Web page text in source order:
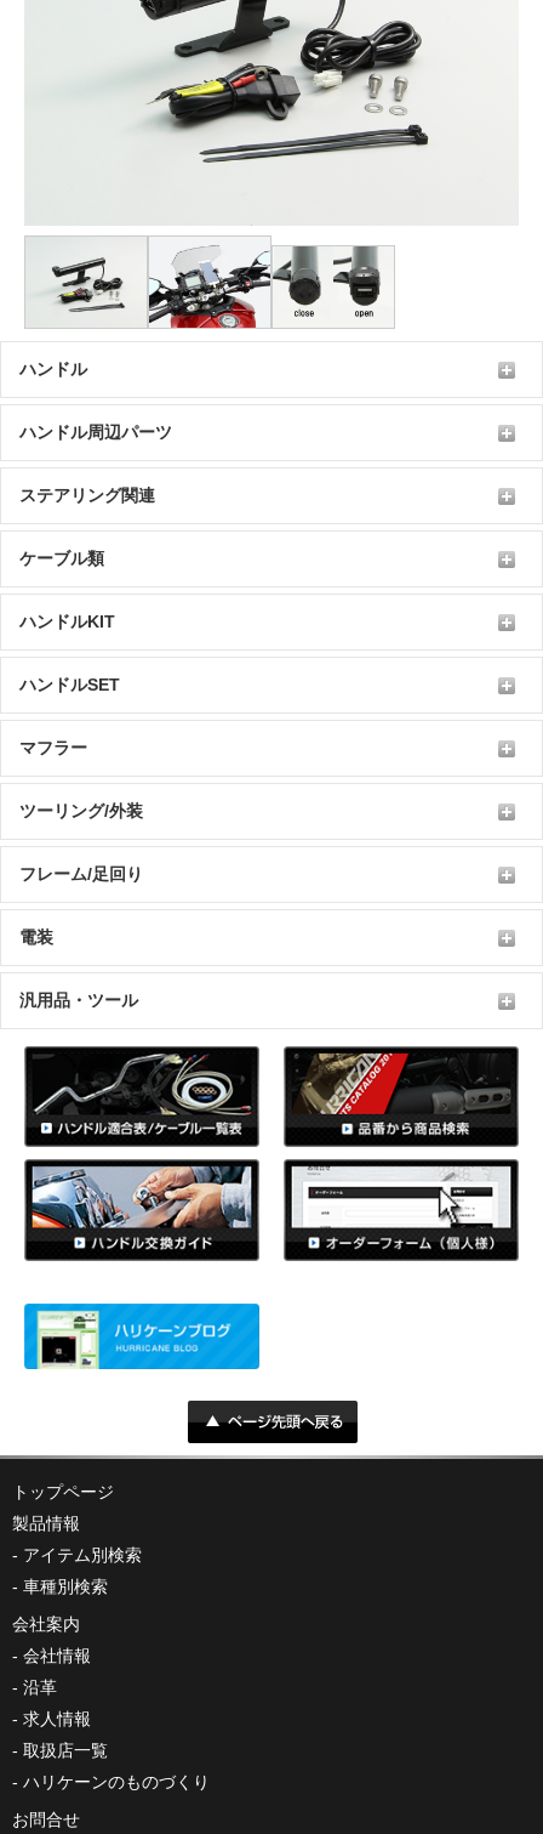
ハンドル
ハンドル周辺パーツ
ステアリング関連
ケーブル類
ハンドルKIT
ハンドルSET
マフラー
ツーリング/外装
フレーム/足回り
電装
汎用品・ツール
トップページ
製品情報
アイテム別検索
車種別検索
会社案内
会社情報
沿革
求人情報
取扱店一覧
ハリケーンのものづくり
お問合せ